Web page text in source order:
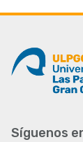
Síguenos